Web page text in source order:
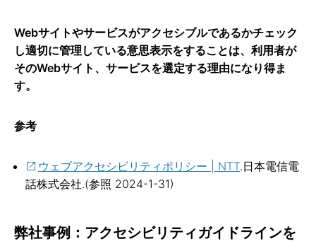
Webサイトやサービスがアクセシブルであるかチェック
し適切に管理している意思表示をすることは、利用者が
そのWebサイト、サービスを選定する理由になり得ま
す。
参考
ウェブアクセシビリティポリシー | NTT.日本電信電
話株式会社.(参照 2024-1-31)
弊社事例：アクセシビリティガイドラインを